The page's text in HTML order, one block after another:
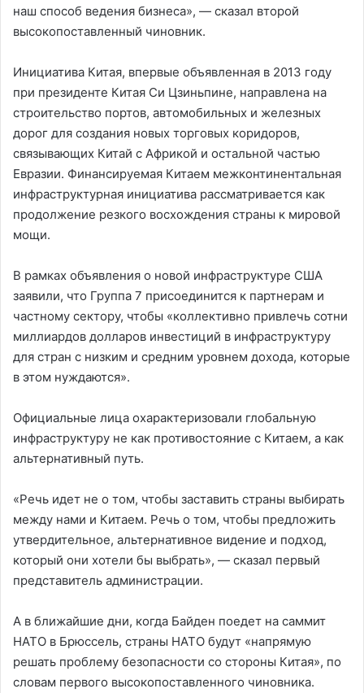
наш способ ведения бизнеса», — сказал второй
высокопоставленный чиновник.
Инициатива Китая, впервые объявленная в 2013 году
при президенте Китая Си Цзиньпине, направлена ​​на
строительство портов, автомобильных и железных
дорог для создания новых торговых коридоров,
связывающих Китай с Африкой и остальной частью
Евразии. Финансируемая Китаем межконтинентальная
инфраструктурная инициатива рассматривается как
продолжение резкого восхождения страны к мировой
мощи.
В рамках объявления о новой инфраструктуре США
заявили, что Группа 7 присоединится к партнерам и
частному сектору, чтобы «коллективно привлечь сотни
миллиардов долларов инвестиций в инфраструктуру
для стран с низким и средним уровнем дохода, которые
в этом нуждаются».
Официальные лица охарактеризовали глобальную
инфраструктуру не как противостояние с Китаем, а как
альтернативный путь.
«Речь идет не о том, чтобы заставить страны выбирать
между нами и Китаем. Речь о том, чтобы предложить
утвердительное, альтернативное видение и подход,
который они хотели бы выбрать», — сказал первый
представитель администрации.
А в ближайшие дни, когда Байден поедет на саммит
НАТО в Брюссель, страны НАТО будут «напрямую
решать проблему безопасности со стороны Китая», по
словам первого высокопоставленного чиновника.